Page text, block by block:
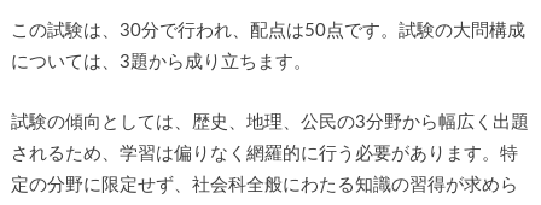
この試験は、30分で行われ、配点は50点です。試験の大問構成
については、3題から成り立ちます。
試験の傾向としては、歴史、地理、公民の3分野から幅広く出題
されるため、学習は偏りなく網羅的に行う必要があります。特
定の分野に限定せず、社会科全般にわたる知識の習得が求めら